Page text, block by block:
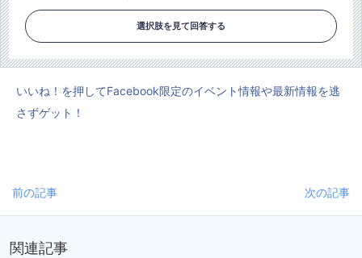
選択肢を見て回答する
いいね！を押してFacebook限定のイベント情報や最新情報を逃
さずゲット！
前の記事 次の記事
関連記事